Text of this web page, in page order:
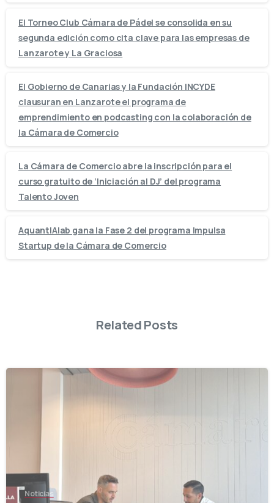
El Torneo Club Cámara de Pádel se consolida en su
segunda edición como cita clave para las empresas de
Lanzarote y La Graciosa
El Gobierno de Canarias y la Fundación INCYDE
clausuran en Lanzarote el programa de
emprendimiento en podcasting con la colaboración de
la Cámara de Comercio
La Cámara de Comercio abre la inscripción para el
curso gratuito de ‘Iniciación al DJ’ del programa
Talento Joven
AquantIAlab gana la Fase 2 del programa Impulsa
Startup de la Cámara de Comercio
Related Posts
Noticias